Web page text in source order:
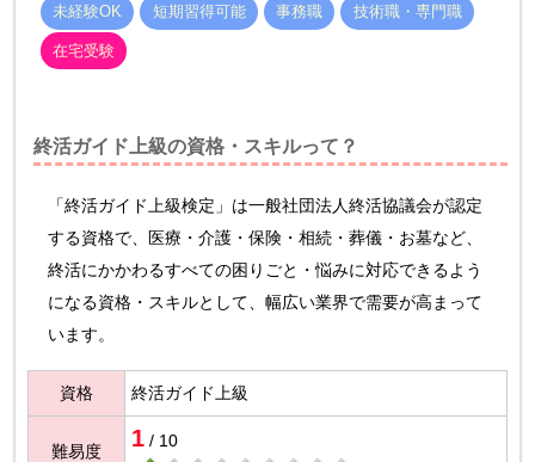
未経験OK 短期習得可能 事務職 技術職・専門職
在宅受験
終活ガイド上級の資格・スキルって？
「終活ガイド上級検定」は一般社団法人終活協議会が認定
する資格で、医療・介護・保険・相続・葬儀・お墓など、
終活にかかわるすべての困りごと・悩みに対応できるよう
になる資格・スキルとして、幅広い業界で需要が高まって
います。
資格 終活ガイド上級
難易度
1 / 10